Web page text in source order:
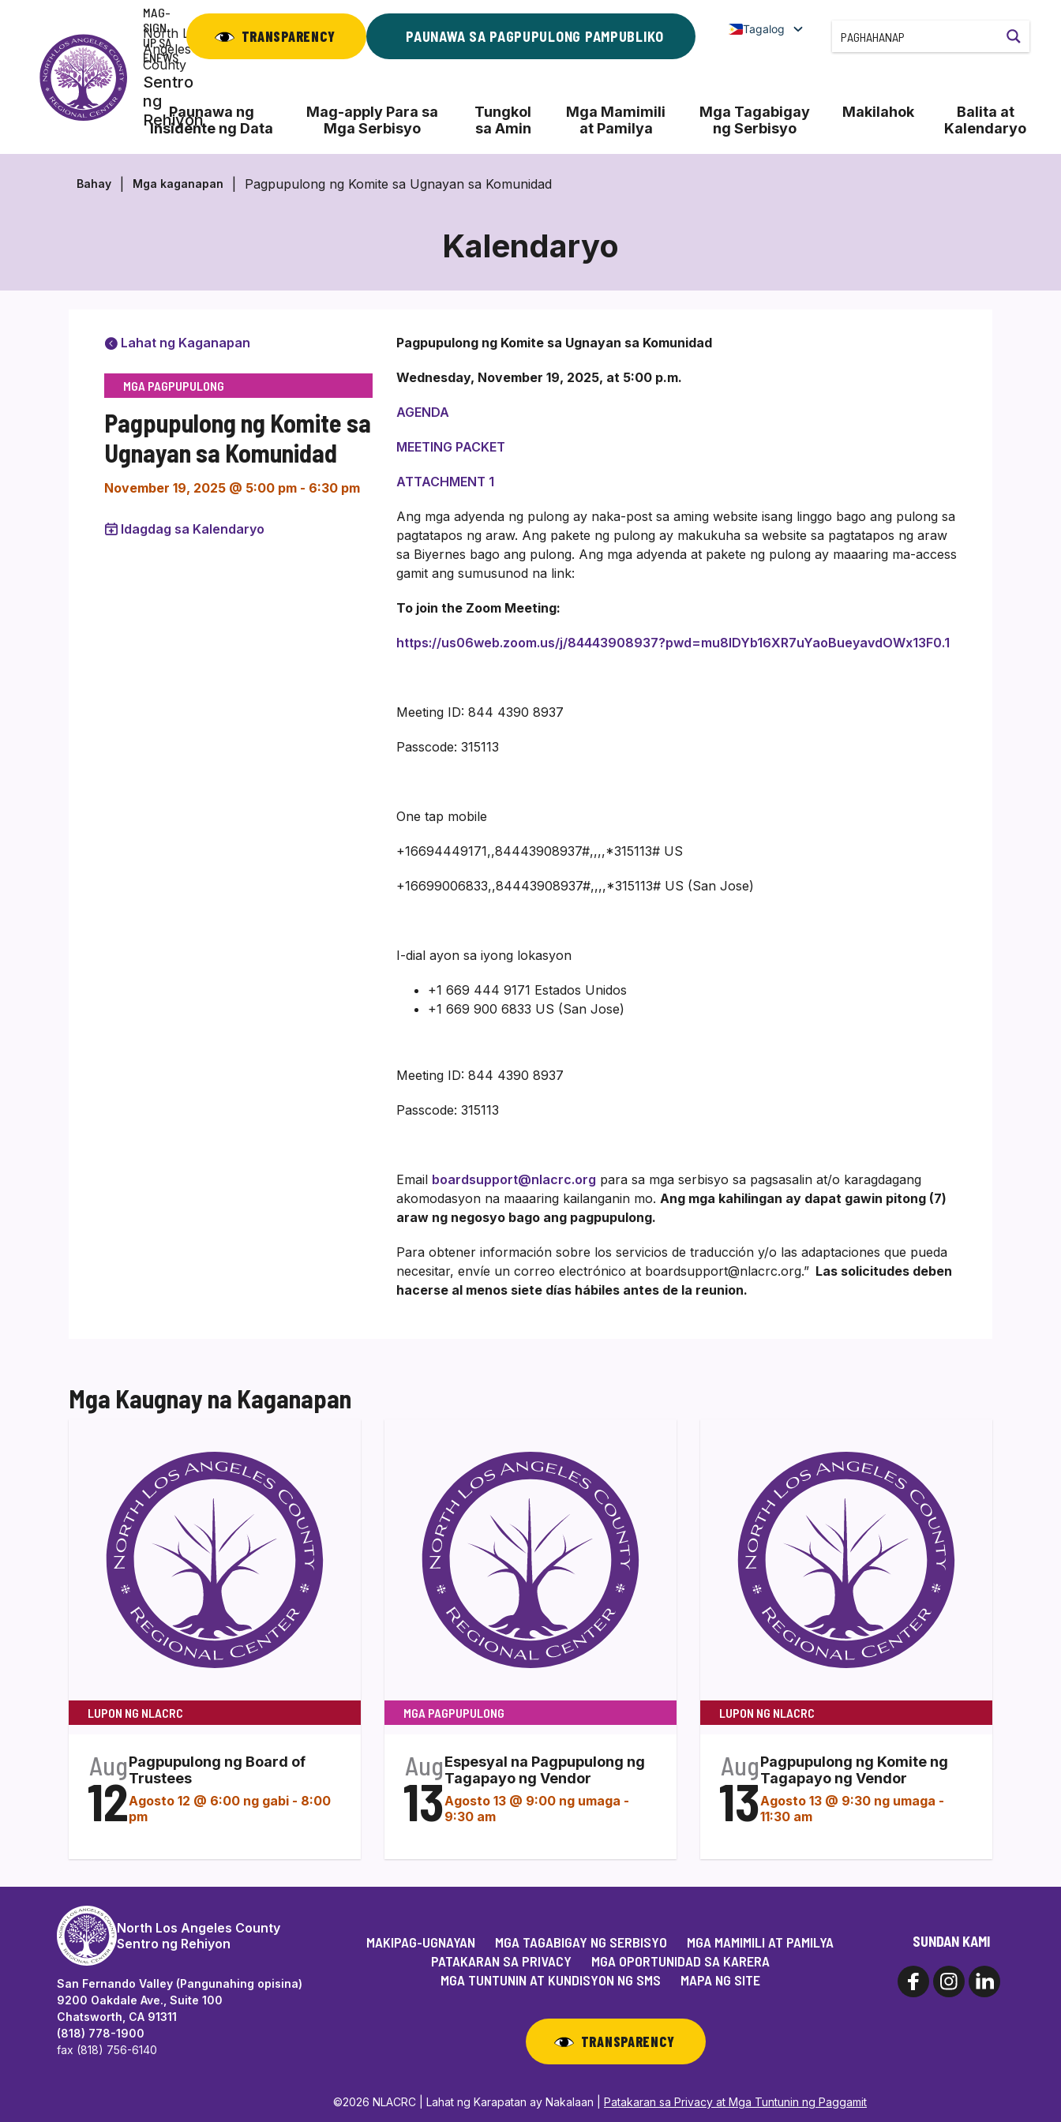
nilalaman
North Los
Angeles
County
Sentro
ng
Rehiyon
MAG-
SIGN
UP SA
ENEWS
TRANSPARENCY PAUNAWA SA PAGPUPULONG PAMPUBLIKO Tagalog
Paunawa ng
Insidente ng Data
Mag-apply Para sa
Mga Serbisyo
Tungkol
sa Amin
Mga Mamimili
at Pamilya
Mga Tagabigay
ng Serbisyo
Makilahok
Balita at
Kalendaryo
Bahay Mga kaganapan Pagpupulong ng Komite sa Ugnayan sa Komunidad
Kalendaryo
Lahat ng Kaganapan
MGA PAGPUPULONG
Pagpupulong ng Komite sa
Ugnayan sa Komunidad
November 19, 2025 @ 5:00 pm - 6:30 pm
Idagdag sa Kalendaryo
Pagpupulong ng Komite sa Ugnayan sa Komunidad
Wednesday, November 19, 2025, at 5:00 p.m.
AGENDA
MEETING PACKET
ATTACHMENT 1
Ang mga adyenda ng pulong ay naka-post sa aming website isang linggo bago ang pulong sa
pagtatapos ng araw. Ang pakete ng pulong ay makukuha sa website sa pagtatapos ng araw
sa Biyernes bago ang pulong. Ang mga adyenda at pakete ng pulong ay maaaring ma-access
gamit ang sumusunod na link:
To join the Zoom Meeting:
https://us06web.zoom.us/j/84443908937?pwd=mu8IDYb16XR7uYaoBueyavdOWx13F0.1
Meeting ID: 844 4390 8937
Passcode: 315113
One tap mobile
+16694449171,,84443908937#,,,,*315113# US
+16699006833,,84443908937#,,,,*315113# US (San Jose)
I-dial ayon sa iyong lokasyon
+1 669 444 9171 Estados Unidos
+1 669 900 6833 US (San Jose)
Meeting ID: 844 4390 8937
Passcode: 315113
Email boardsupport@nlacrc.org para sa mga serbisyo sa pagsasalin at/o karagdagang
akomodasyon na maaaring kailanganin mo. Ang mga kahilingan ay dapat gawin pitong (7)
araw ng negosyo bago ang pagpupulong.
Para obtener información sobre los servicios de traducción y/o las adaptaciones que pueda
necesitar, envíe un correo electrónico at boardsupport@nlacrc.org.” Las solicitudes deben
hacerse al menos siete días hábiles antes de la reunion.
Mga Kaugnay na Kaganapan
LUPON NG NLACRC
Aug
12
Pagpupulong ng Board of
Trustees
Agosto 12 @ 6:00 ng gabi - 8:00
pm
MGA PAGPUPULONG
Aug
13
Espesyal na Pagpupulong ng
Tagapayo ng Vendor
Agosto 13 @ 9:00 ng umaga -
9:30 am
LUPON NG NLACRC
Aug
13
Pagpupulong ng Komite ng
Tagapayo ng Vendor
Agosto 13 @ 9:30 ng umaga -
11:30 am
North Los Angeles County
Sentro ng Rehiyon
San Fernando Valley (Pangunahing opisina)
9200 Oakdale Ave., Suite 100
Chatsworth, CA 91311
(818) 778-1900
fax (818) 756-6140
MAKIPAG-UGNAYAN MGA TAGABIGAY NG SERBISYO
MGA MAMIMILI AT PAMILYA
PATAKARAN SA PRIVACY
MGA OPORTUNIDAD SA KARERA
MGA TUNTUNIN AT KUNDISYON NG SMS
MAPA NG SITE
TRANSPARENCY
©2026 NLACRC | Lahat ng Karapatan ay Nakalaan | Patakaran sa Privacy at Mga Tuntunin ng Paggamit
SUNDAN KAMI